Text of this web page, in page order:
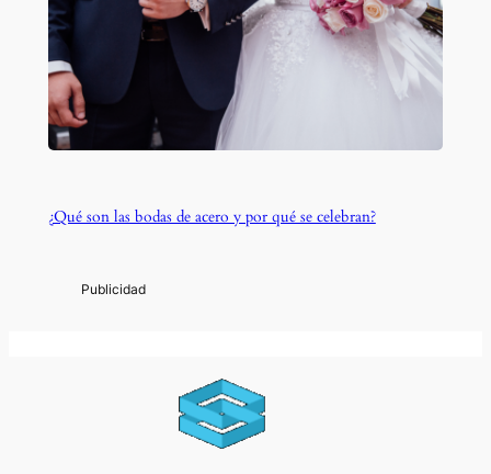
¿Qué son las bodas de acero y por qué se celebran?